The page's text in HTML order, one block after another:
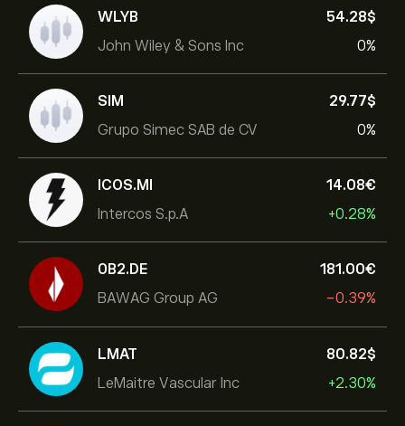
WLYB
John Wiley & Sons Inc
54.28‎$‎
0%
SIM
Grupo Simec SAB de CV
29.77‎$‎
0%
ICOS.MI
Intercos S.p.A
14.08‎€‎
+0.28%
0B2.DE
BAWAG Group AG
181.00‎€‎
-0.39%
LMAT
LeMaitre Vascular Inc
80.82‎$‎
+2.30%